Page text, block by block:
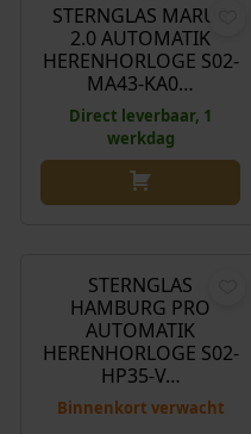
STERNGLAS MARUS
2.0 AUTOMATIK
HERENHORLOGE S02-
MA43-KA0…
Direct leverbaar, 1
werkdag
STERNGLAS
HAMBURG PRO
AUTOMATIK
HERENHORLOGE S02-
HP35-V…
Binnenkort verwacht